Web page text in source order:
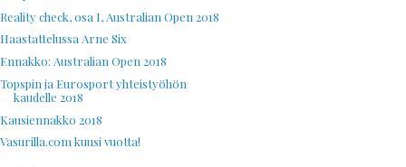
Reality check, osa I, Australian Open 2018
Haastattelussa Arne Six
Ennakko: Australian Open 2018
Topspin ja Eurosport yhteistyöhön
kaudelle 2018
Kausiennakko 2018
Vasurilla.com kuusi vuotta!